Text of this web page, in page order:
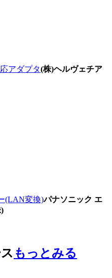
アダプタ(株)ヘルヴェチア
(LAN変換)パナソニック エ
もっとみる